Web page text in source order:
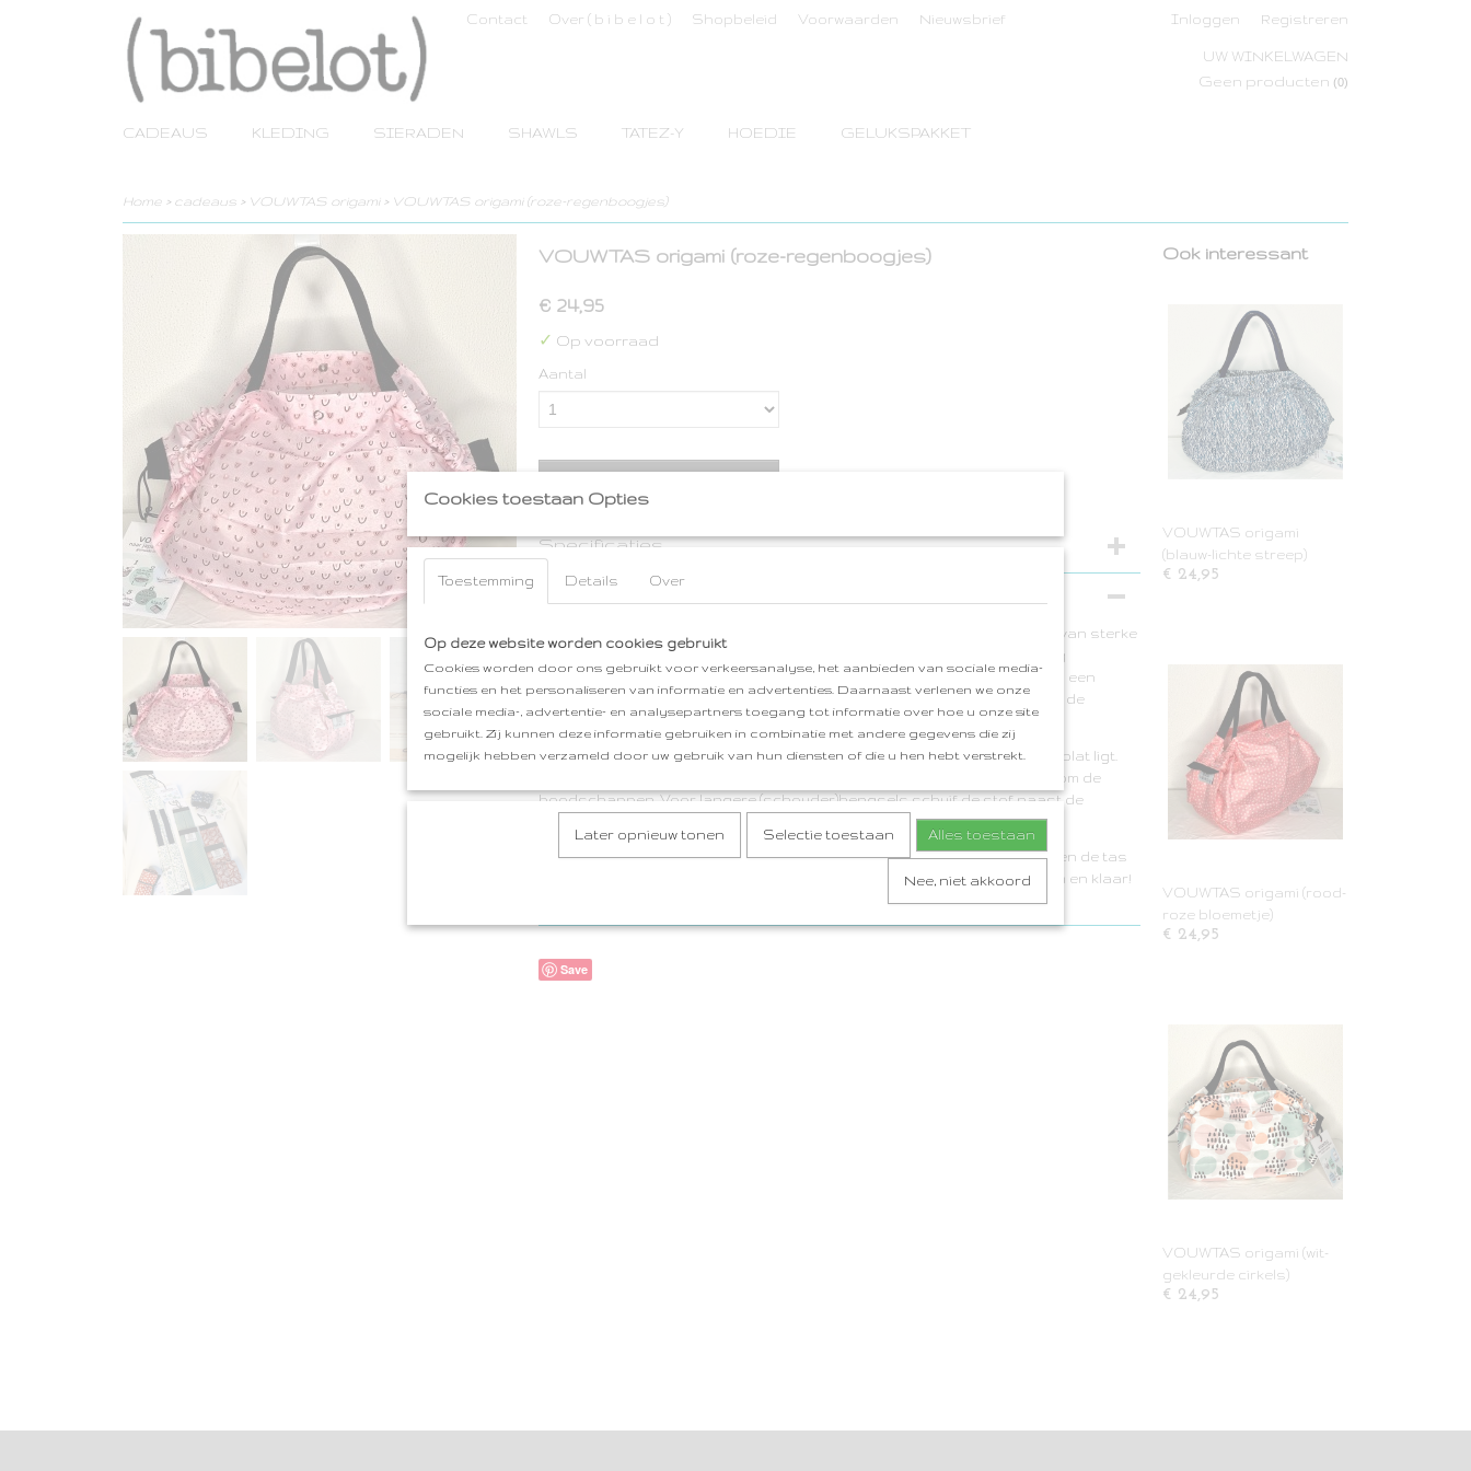
Contact Over ( b i b e l o t ) Shopbeleid Voorwaarden Nieuwsbrief Inloggen Registreren
UW WINKELWAGEN
Geen producten (0)
CADEAUS KLEDING SIERADEN SHAWLS TATEZ-Y HOEDIE GELUKSPAKKET
Home > cadeaus > VOUWTAS origami> VOUWTAS origami (roze-regenboogjes)
VOUWTAS origami (roze-regenboogjes)
€ 24,95
✓ Op voorraad
Aantal
Specificaties
Netto gewicht
Bruto gewicht
0,10 Kg
VOUWTAS origami (roze) gevouwen op japanse wijze van stof. Gemaakt van sterke
waterafstotende stof, licht in gewicht. Afgewerkt met hengsels van stevig
tassenband. Ideaal voor in je (werk)tas of rugzak. Opgevouwen is de tas een
rolletje van 10cm hoog en 7cm Ø. In gebruik is de tas 40x30x30cm exclusief de
hengsels. Superleuk cadeau.
Leg je boodschappen op de uitgerolde opengevouwen tas die dan nog plat ligt.
Pak de tas bij de handvatten in het midden en de tas vouwt zich vanzelf om de
boodschappen. Voor langere (schouder)hengsels schuif de stof naast de
handvatten naar de zijkanten. Er kan qua volume meer in dan je denkt.
Is de tas weer geleegd, trek aan de twee zwarte strips aan de zijkanten en de tas
vouwt weer in elkaar. Sla hem tweederde dubbel, rol hem op, elastiek erom en klaar!
Save
Ook interessant
VOUWTAS origami
(blauw-lichte streep)
€ 24,95
VOUWTAS origami (rood-
roze bloemetje)
€ 24,95
VOUWTAS origami (wit-
gekleurde cirkels)
€ 24,95
Cookies toestaan Opties
Toestemming Details Over
Op deze website worden cookies gebruikt
Cookies worden door ons gebruikt voor verkeersanalyse, het aanbieden van sociale media-
functies en het personaliseren van informatie en advertenties. Daarnaast verlenen we onze
sociale media-, advertentie- en analysepartners toegang tot informatie over hoe u onze site
gebruikt. Zij kunnen deze informatie gebruiken in combinatie met andere gegevens die zij
mogelijk hebben verzameld door uw gebruik van hun diensten of die u hen hebt verstrekt.
Later opnieuw tonen Selectie toestaan Alles toestaan
Nee, niet akkoord